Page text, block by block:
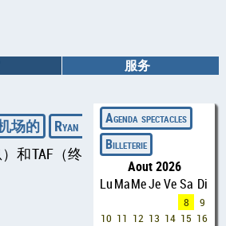
服务
场的 Ryan Field机场的 Meridian
和TAF（终
◄
Agenda spectacles
Billeterie
Aout 2026
LuMaMeJe VeSa Di
8
9
10 11 12 13 14 15 16